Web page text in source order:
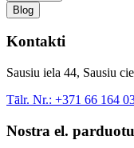
Blog
Kontakti
Sausiu iela 44, Sausiu
Tālr. Nr.: +371 66 164
Nostra el.